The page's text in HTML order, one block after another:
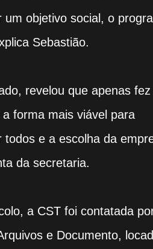
objetivo social, o
Sebastião.
revelou que apenas
forma mais viável para
e a escolha da
da secretaria.
a CST foi contatada
e Documento,